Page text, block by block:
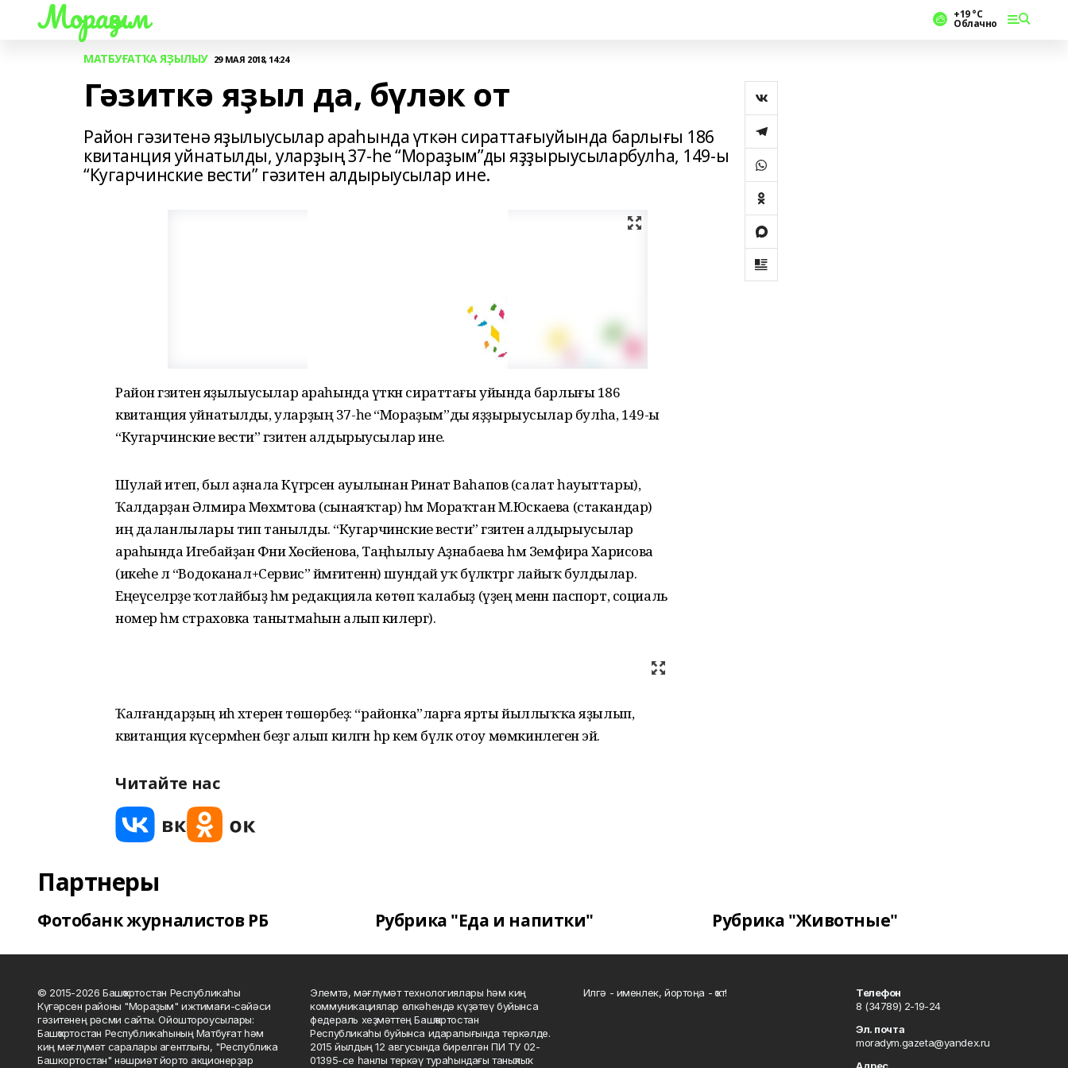
Мораҙым +19 °С
Облачно
МАТБУҒАТҠА ЯҘЫЛЫУ 29 МАЯ 2018, 14:24
Гәзиткә яҙыл да, бүләк от
Район гәзитенә яҙылыусылар араһында үткән сираттағыуйында барлығы 186
квитанция уйнатылды, уларҙың 37-һе “Мораҙым”ды яҙҙырыусыларбулһа, 149-ы
“Кугарчинские вести” гәзитен алдырыусылар ине.
Район гәзитенә яҙылыусылар араһында үткән сираттағы уйында барлығы 186
квитанция уйнатылды, уларҙың 37-һе “Мораҙым”ды яҙҙырыусылар булһа, 149-ы
“Кугарчинские вести” гәзитен алдырыусылар ине.
Шулай итеп, был аҙнала Күгәрсен ауылынан Ринат Ваһапов (салат һауыттары),
Ҡалдарҙан Әлмира Мөхәмәтова (сынаяҡтар) һәм Мораҡтан М.Юскаева (стакандар)
иң даланлылары тип танылды. “Кугарчинские вести” гәзитен алдырыусылар
араһында Игебайҙан Фәниә Хөсәйенова, Таңһылыу Аҙнабаева һәм Земфира Харисова
(икеһе лә “Водоканал+Сервис” йәмғиәтенән) шундай уҡ бүләктәргә лайыҡ булдылар.
Еңеүселәрҙе ҡотлайбыҙ һәм редакцияла көтөп ҡалабыҙ (үҙең менән паспорт, социаль
номер һәм страховка танытмаһын алып килергә).
Ҡалғандарҙың иһә хәтеренә төшөрәбеҙ: “районка”ларға ярты йыллыҡҡа яҙылып,
квитанция күсермәһен беҙгә алып килгән һәр кем бүләк отоу мөмкинлегенә эйә.
Читайте нас
Партнеры
Фотобанк журналистов РБ Рубрика "Еда и напитки" Рубрика "Животные"
© 2015-2026 Башҡортостан Республикаһы
Күгәрсен районы "Мораҙым" ижтимағи-сәйәси
гәзитенең рәсми сайты. Ойоштороусылары:
Башҡортостан Республикаһының Матбуғат һәм
киң мәғлүмәт саралары агентлығы, "Республика
Башкортостан" нәшриәт йорто акционерҙар
Элемтә, мәғлүмәт технологиялары һәм киң
коммуникациялар өлкәһендә күҙәтеү буйынса
федераль хеҙмәттең Башҡортостан
Республикаһы буйынса идаралығында теркәлде.
2015 йылдың 12 авгусында бирелгән ПИ ТУ 02-
01395-се һанлы теркәү тураһындағы таныҡлыҡ.
Илгә - именлек, йортоңа - ҡот!
Телефон
8 (34789) 2-19-24
Эл. почта
moradym.gazeta@yandex.ru